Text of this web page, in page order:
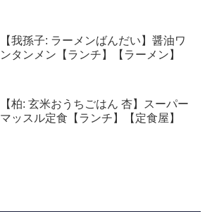
【我孫子: ラーメンばんだい】醤油ワ
ンタンメン【ランチ】【ラーメン】
【柏: 玄米おうちごはん 杏】スーパー
マッスル定食【ランチ】【定食屋】